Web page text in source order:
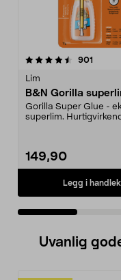
901
Lim
B&N Gorilla
Gorilla Super Glue -
superlim.
149,90
Legg i
4.0 av 5 stjerner
Uvanlig